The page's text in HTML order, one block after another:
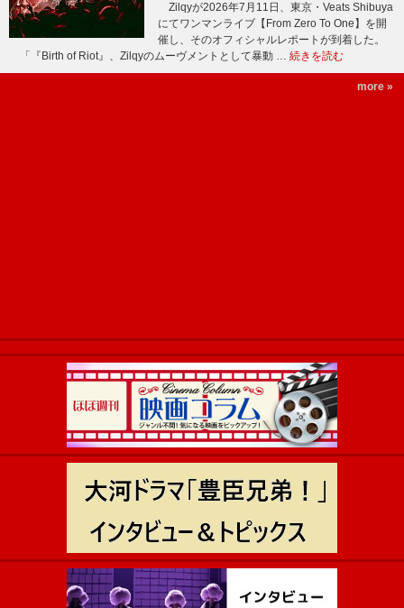
Zilqyが2026年7月11日、東京・Veats Shibuya
にてワンマンライブ【From Zero To One】を開
催し、そのオフィシャルレポートが到着した。
「『Birth of Riot』、Zilqyのムーヴメントとして暴動 … 続きを読む
more »